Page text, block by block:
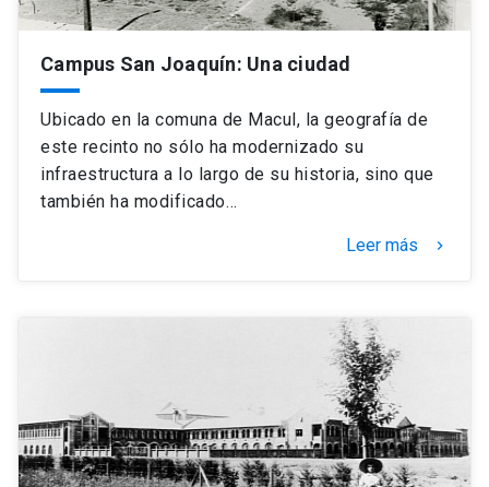
Campus San Joaquín: Una ciudad
Ubicado en la comuna de Macul, la geografía de
este recinto no sólo ha modernizado su
infraestructura a lo largo de su historia, sino que
también ha modificado…
Leer más keyboard_arrow_right